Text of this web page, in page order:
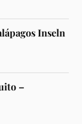
Inseln
–